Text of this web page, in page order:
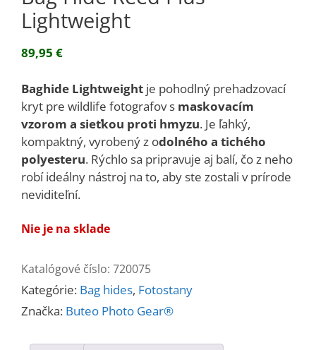
Lightweight
89,95 €
Baghide Lightweight je pohodlný prehadzovací
kryt pre wildlife fotografov s maskovacím
vzorom a sieťkou proti hmyzu. Je ľahký,
kompaktný, vyrobený z odolného a tichého
polyesteru. Rýchlo sa pripravuje aj balí, čo z neho
robí ideálny nástroj na to, aby ste zostali v prírode
neviditeľní.
Nie je na sklade
Katalógové číslo: 720075
Kategórie: Bag hides, Fotostany
Značka: Buteo Photo Gear®